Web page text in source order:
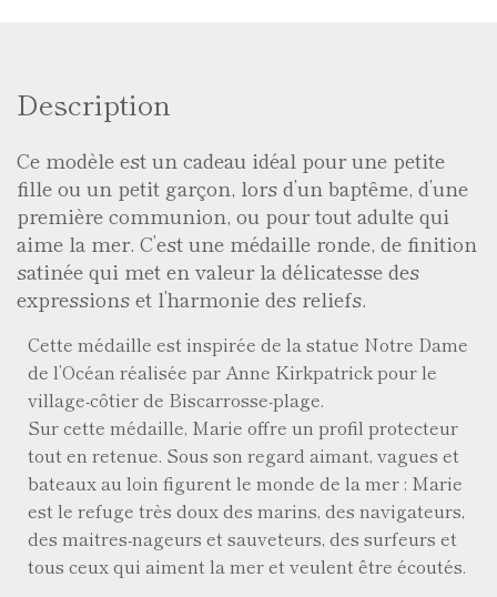
Description
Ce modèle est un cadeau idéal pour une petite
fille ou un petit garçon, lors d’un baptême, d’une
première communion, ou pour tout adulte qui
aime la mer. C’est une médaille ronde, de finition
satinée qui met en valeur la délicatesse des
expressions et l’harmonie des reliefs.
Cette médaille est inspirée de la statue Notre Dame
de l’Océan réalisée par Anne Kirkpatrick pour le
village-côtier de Biscarrosse-plage.
Sur cette médaille, Marie offre un profil protecteur
tout en retenue. Sous son regard aimant, vagues et
bateaux au loin figurent le monde de la mer : Marie
est le refuge très doux des marins, des navigateurs,
des maitres-nageurs et sauveteurs, des surfeurs et
tous ceux qui aiment la mer et veulent être écoutés.